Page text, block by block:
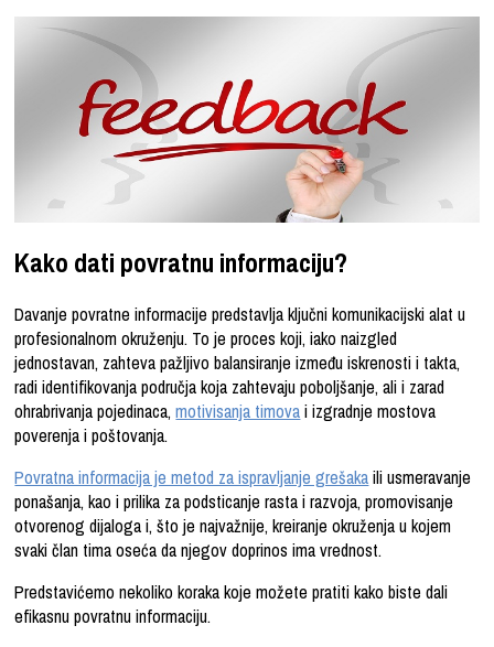
Kako dati povratnu informaciju?
Davanje povratne informacije predstavlja ključni komunikacijski alat u
profesionalnom okruženju. To je proces koji, iako naizgled
jednostavan, zahteva pažljivo balansiranje između iskrenosti i takta,
radi identifikovanja područja koja zahtevaju poboljšanje, ali i zarad
ohrabrivanja pojedinaca,motivisanja timovai izgradnje mostova
poverenja i poštovanja.
Povratna informacija je metod za ispravljanje grešakaili usmeravanje
ponašanja, kao i prilika za podsticanje rasta i razvoja, promovisanje
otvorenog dijaloga i, što je najvažnije, kreiranje okruženja u kojem
svaki član tima oseća da njegov doprinos ima vrednost.
Predstavićemo nekoliko koraka koje možete pratiti kako biste dali
efikasnu povratnu informaciju.